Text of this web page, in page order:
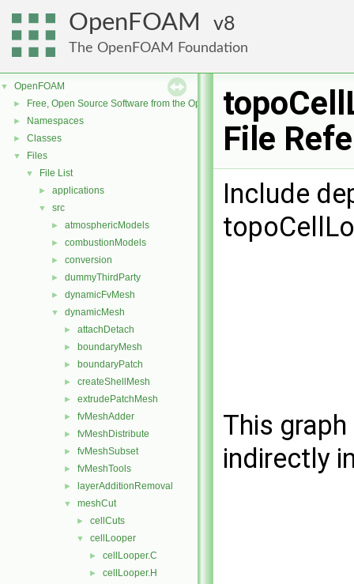
OpenFOAM 8
The OpenFOAM Foundation
▼ OpenFOAM
► Free, Open Source Software from the OpenFOAM Foundation
► Namespaces
► Classes
▼ Files
▼ File List
► applications
▼ src
► atmosphericModels
► combustionModels
► conversion
► dummyThirdParty
► dynamicFvMesh
▼ dynamicMesh
► attachDetach
► boundaryMesh
► boundaryPatch
► createShellMesh
► extrudePatchMesh
► fvMeshAdder
► fvMeshDistribute
► fvMeshSubset
► fvMeshTools
► layerAdditionRemoval
▼ meshCut
► cellCuts
▼ cellLooper
► cellLooper.C
► cellLooper.H
File
Include
This
indirectly